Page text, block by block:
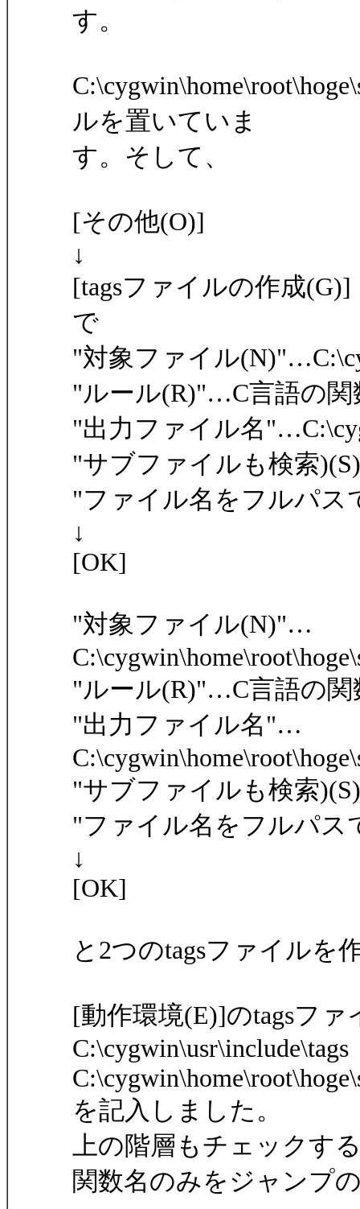
す。
ルを置いていま
す。そして、
[その他(O)]
↓
[tagsファイルの作成(G)]
で
"対象ファイル
"ルール(R)"…C言語の関
"出力ファイル名
"サブファイルも検索
"ファイル名をフルパス
↓
[OK]
"対象ファイル(N)"…
"ルール(R)"…C言語の関
"出力ファイル名"…
"サブファイルも検索
"ファイル名をフルパス
↓
[OK]
と2つのtagsファイルを
[動作環境(E)]のtagsファ
C:\cygwin\usr\include\tags
を記入しました。
上の階層もチェックす
関数名のみをジャンプ